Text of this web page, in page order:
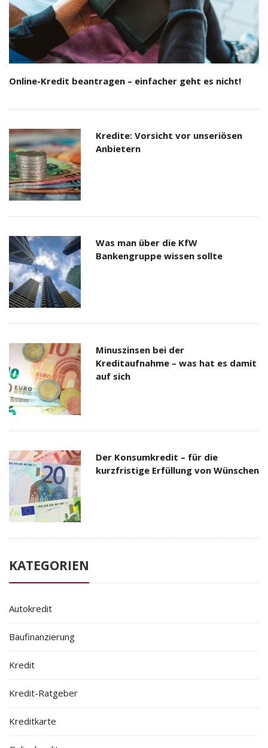
Online-Kredit beantragen – einfacher geht es nicht!
Kredite: Vorsicht vor unseriösen
Anbietern
Was man über die KfW
Bankengruppe wissen sollte
Minuszinsen bei der
Kreditaufnahme – was hat es damit
auf sich
Der Konsumkredit – für die
kurzfristige Erfüllung von Wünschen
KATEGORIEN
Autokredit
Baufinanzierung
Kredit
Kredit-Ratgeber
Kreditkarte